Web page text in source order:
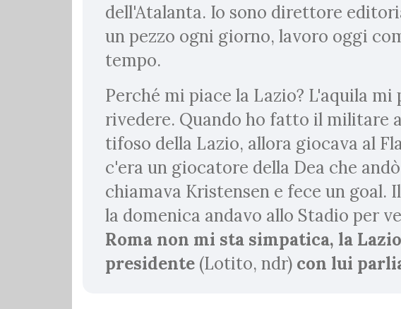
dell'Atalanta. Io sono direttore
un pezzo ogni giorno, lavoro oggi
tempo.
Perché mi piace la Lazio? L'aquila
rivedere. Quando ho fatto il militare
tifoso della Lazio, allora giocava al
c'era un giocatore della Dea che
chiamava Kristensen e fece un goal.
la domenica andavo allo Stadio per
Roma non mi sta simpatica, la
presidente (Lotito, ndr) con lui